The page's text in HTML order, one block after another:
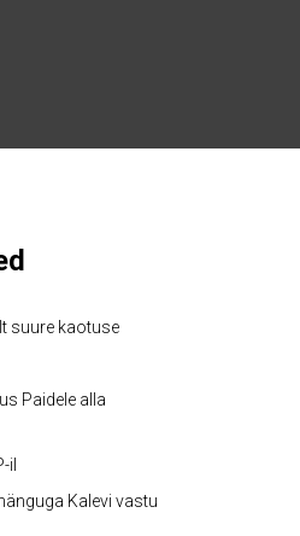
suure kaotuse
Paidele alla
il
Kalevi vastu